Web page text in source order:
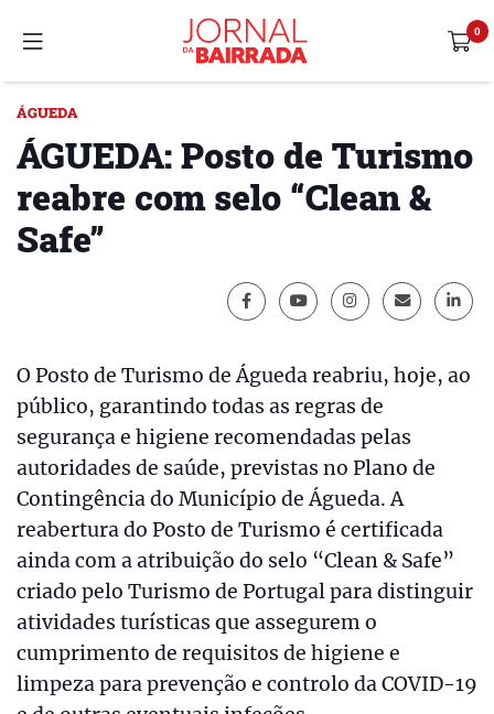
ÁGUEDA
ÁGUEDA: Posto de Turismo
reabre com selo “Clean &
Safe”
O Posto de Turismo de Águeda reabriu, hoje, ao
público, garantindo todas as regras de
segurança e higiene recomendadas pelas
autoridades de saúde, previstas no Plano de
Contingência do Município de Águeda. A
reabertura do Posto de Turismo é certificada
ainda com a atribuição do selo “Clean & Safe”
criado pelo Turismo de Portugal para distinguir
atividades turísticas que assegurem o
cumprimento de requisitos de higiene e
limpeza para prevenção e controlo da COVID-19